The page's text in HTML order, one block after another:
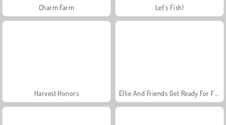
Charm Farm Let's Fish!
Harvest Honors